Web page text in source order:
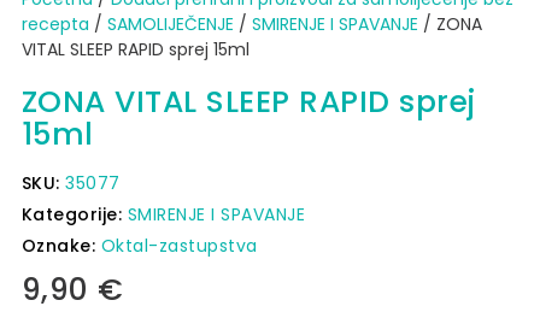
recepta / SAMOLIJEČENJE / SMIRENJE I SPAVANJE / ZONA
VITAL SLEEP RAPID sprej 15ml
ZONA VITAL SLEEP RAPID sprej
15ml
SKU:35077
Kategorije: SMIRENJE I SPAVANJE
Oznake: Oktal-zastupstva
9,90 €